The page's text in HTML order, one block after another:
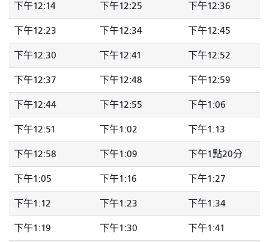
下午12:14 下午12:25 下午12:36
下午12:23 下午12:34 下午12:45
下午12:30 下午12:41 下午12:52
下午12:37 下午12:48 下午12:59
下午12:44 下午12:55 下午1:06
下午12:51 下午1:02 下午1:13
下午12:58 下午1:09 下午1點20分
下午1:05 下午1:16 下午1:27
下午1:12 下午1:23 下午1:34
下午1:19 下午1:30 下午1:41